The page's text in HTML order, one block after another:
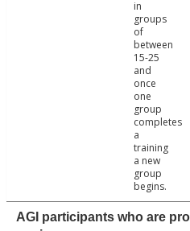
in
groups
of
between
15-25
and
once
one
group
completes
a
training
a new
group
begins.
AGI participants who are